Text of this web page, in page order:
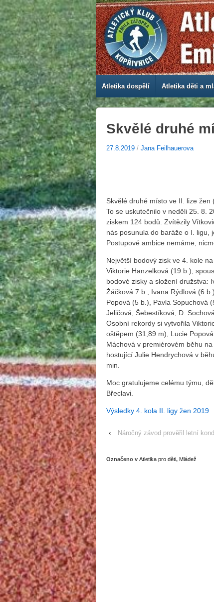
Atletika dospělí Atletika děti a
Skvělé druhé
27.8.2019 / Jana Feilhauerova
Skvělé druhé místo ve II. lize žen
To se uskutečnilo v neděli 25. 8.
ziskem 124 bodů. Zvítězily
nás posunula do baráže o I. ligu,
Postupové ambice nemáme,
Největší bodový zisk ve 4. kole
Viktorie Hanzelková (19 b.),
bodové zisky a složení družstva:
Žáčková 7 b., Ivana Rýdlová (6
Popová (5 b.), Pavla Sopuchová
Jeličová, Šebestíková, D.
Osobní rekordy si vytvořila
oštěpem (31,89 m), Lucie
Máchová v premiérovém běhu
hostující Julie Hendrychová v
min.
Moc gratulujeme celému týmu,
Břeclavi.
Výsledky 4. kola II. ligy žen 2019
‹
Náročný závod prověřil letní
Označeno v Atletika pro děti, Mládež